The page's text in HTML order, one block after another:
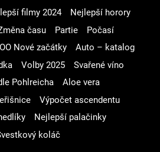
filmy 2024
Nejlepší horory
času Partie
Počasí
Nové začátky
Auto – katalog
Volby 2025
Svařené víno
Pohlreicha
Aloe vera
Výpočet ascendentu
Nejlepší palačinky
koláč